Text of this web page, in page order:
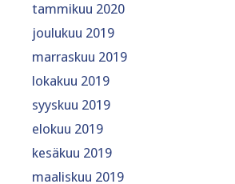
tammikuu 2020
joulukuu 2019
marraskuu 2019
lokakuu 2019
syyskuu 2019
elokuu 2019
kesäkuu 2019
maaliskuu 2019